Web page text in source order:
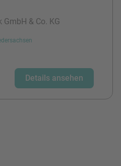
& Co. KG
Details ansehen